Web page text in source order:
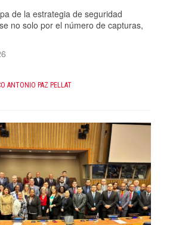
de la estrategia de seguridad
no solo por el número de capturas,
ANTONIO PAZ PELLAT